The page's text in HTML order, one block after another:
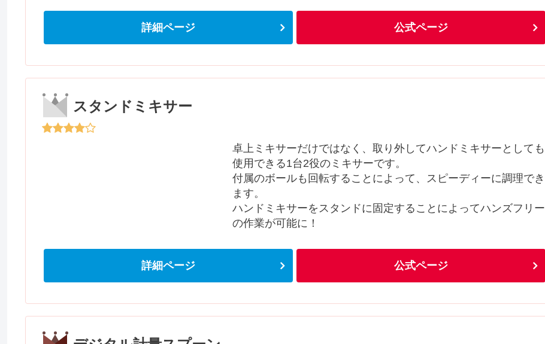
詳細ページ 公式ページ
スタンドミキサー
卓上ミキサーだけではなく、取り外してハンドミキサーとしても
使用できる1台2役のミキサーです。
付属のボールも回転することによって、スピーディーに調理でき
ます。
ハンドミキサーをスタンドに固定することによってハンズフリー
の作業が可能に！
詳細ページ 公式ページ